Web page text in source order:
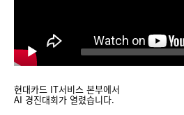
y
e
r현대카드 IT서비스 본부에서
AI 경진대회가 열렸습니다.